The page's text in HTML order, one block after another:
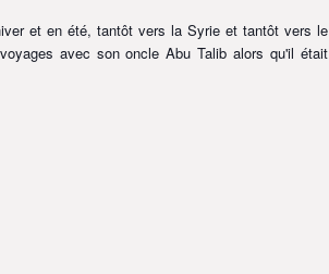
et en été, tantôt vers la Syrie et tantôt vers le
avec son oncle Abu Talib alors qu'il était